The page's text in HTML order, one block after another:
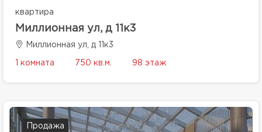
квартира
Миллионная ул, д 11к3
Миллионная ул, д 11к3
1 комната 750 кв.м. 98 этаж
Продажа